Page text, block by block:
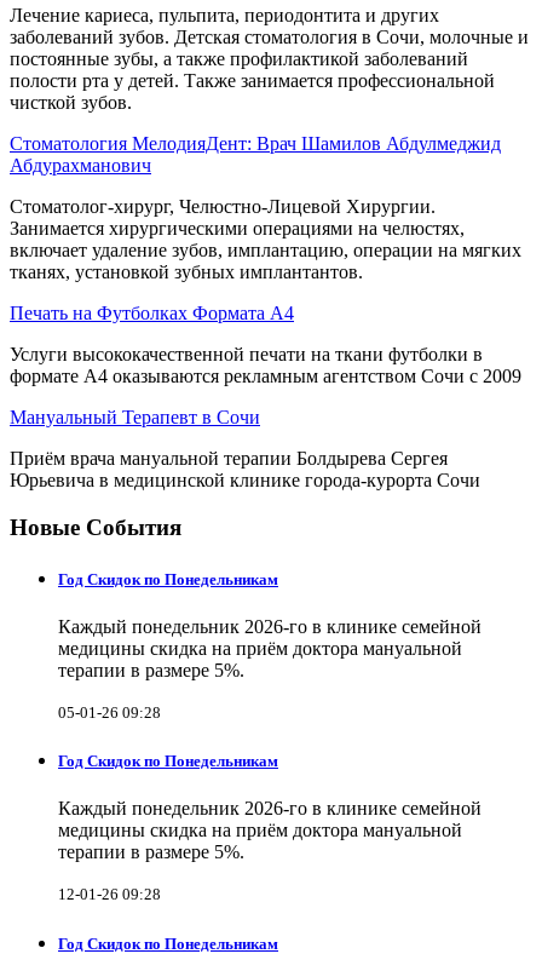
Лечение кариеса, пульпита, периодонтита и других
заболеваний зубов. Детская стоматология в Сочи, молочные и
постоянные зубы, а также профилактикой заболеваний
полости рта у детей. Также занимается профессиональной
чисткой зубов.
Стоматология МелодияДент: Врач Шамилов Абдулмеджид
Абдурахманович
Стоматолог-хирург, Челюстно-Лицевой Хирургии.
Занимается хирургическими операциями на челюстях,
включает удаление зубов, имплантацию, операции на мягких
тканях, установкой зубных имплантантов.
Печать на Футболках Формата А4
Услуги высококачественной печати на ткани футболки в
формате А4 оказываются рекламным агентством Сочи с 2009
Мануальный Терапевт в Сочи
Приём врача мануальной терапии Болдырева Сергея
Юрьевича в медицинской клинике города-курорта Сочи
Новые События
Год Скидок по Понедельникам
Каждый понедельник 2026-го в клинике семейной
медицины скидка на приём доктора мануальной
терапии в размере 5%.
05-01-26 09:28
Год Скидок по Понедельникам
Каждый понедельник 2026-го в клинике семейной
медицины скидка на приём доктора мануальной
терапии в размере 5%.
12-01-26 09:28
Год Скидок по Понедельникам